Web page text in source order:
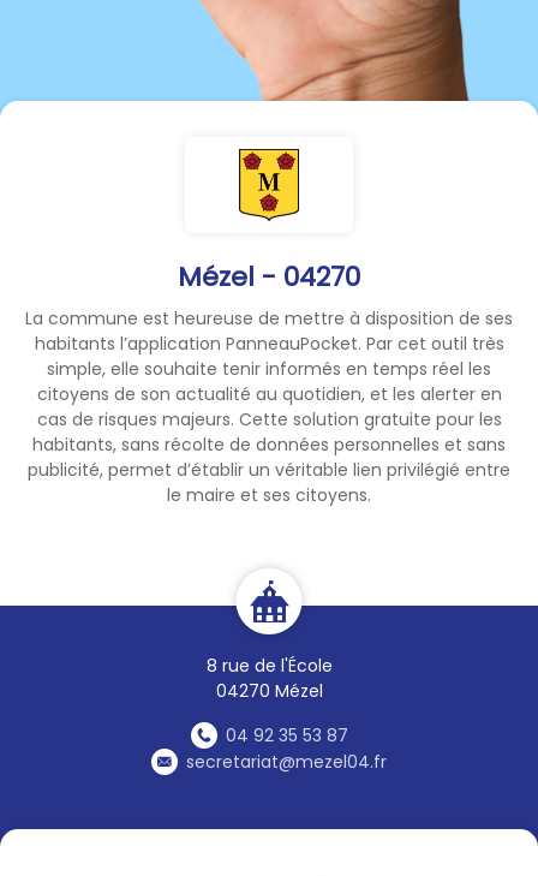
Mézel - 04270
La commune est heureuse de mettre à disposition de ses
habitants l’application PanneauPocket. Par cet outil très
simple, elle souhaite tenir informés en temps réel les
citoyens de son actualité au quotidien, et les alerter en
cas de risques majeurs. Cette solution gratuite pour les
habitants, sans récolte de données personnelles et sans
publicité, permet d’établir un véritable lien privilégié entre
le maire et ses citoyens.
8 rue de l'École
04270 Mézel
04 92 35 53 87
secretariat@mezel04.fr
période, du :
VENDREDI 08 h au DIMANCHE
08 h
Nous invitons chacun à
respecter les restrictions en
usage responsable de l'eau.
Nous vous remercions de
votre compréhension et de
votre coopération.